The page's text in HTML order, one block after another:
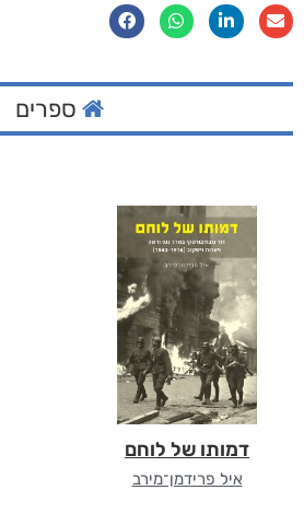
ספרים
דמותו של לוחם
איל פרידמן־מירב